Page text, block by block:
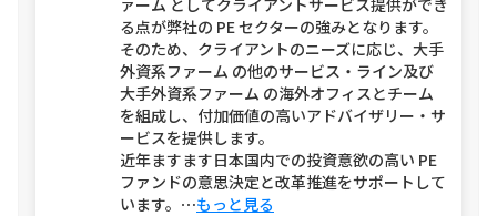
ァーム としてクライアントサービス提供ができ
る点が弊社の PE セクターの強みとなります。
そのため、クライアントのニーズに応じ、大手
外資系ファーム の他のサービス・ライン及び
大手外資系ファーム の海外オフィスとチーム
を組成し、付加価値の高いアドバイザリー・サ
ービスを提供します。
近年ますます日本国内での投資意欲の高い PE
ファンドの意思決定と改革推進をサポートして
います。 ⋯もっと見る